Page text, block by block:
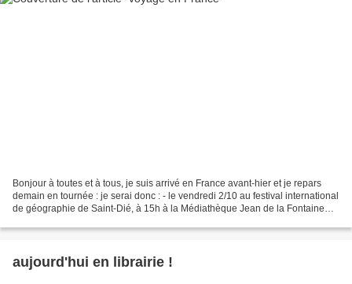
Bonjour à toutes et à tous, je suis arrivé en France avant-hier et je repars
demain en tournée : je serai donc : - le vendredi 2/10 au festival international
de géographie de Saint-Dié, à 15h à la Médiathèque Jean de la Fontaine
aujourd'hui en librairie !